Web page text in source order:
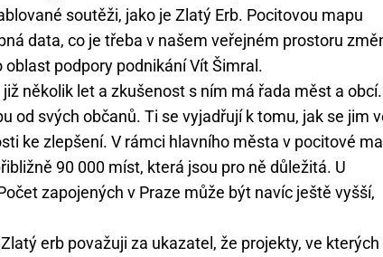
soutěži, jako je Zlatý Erb. Pocitovou mapu
data, co je třeba v našem veřejném prostoru
oblast podpory podnikání Vít Šimral.
několik let a zkušenost s ním má řada měst a obcí.
od svých občanů. Ti se vyjadřují k tomu, jak se jim
ke zlepšení. V rámci hlavního města v pocitové
90 000 míst, která jsou pro ně důležitá. U
zapojených v Praze může být navíc ještě vyšší,
erb považuji za ukazatel, že projekty, ve kterých